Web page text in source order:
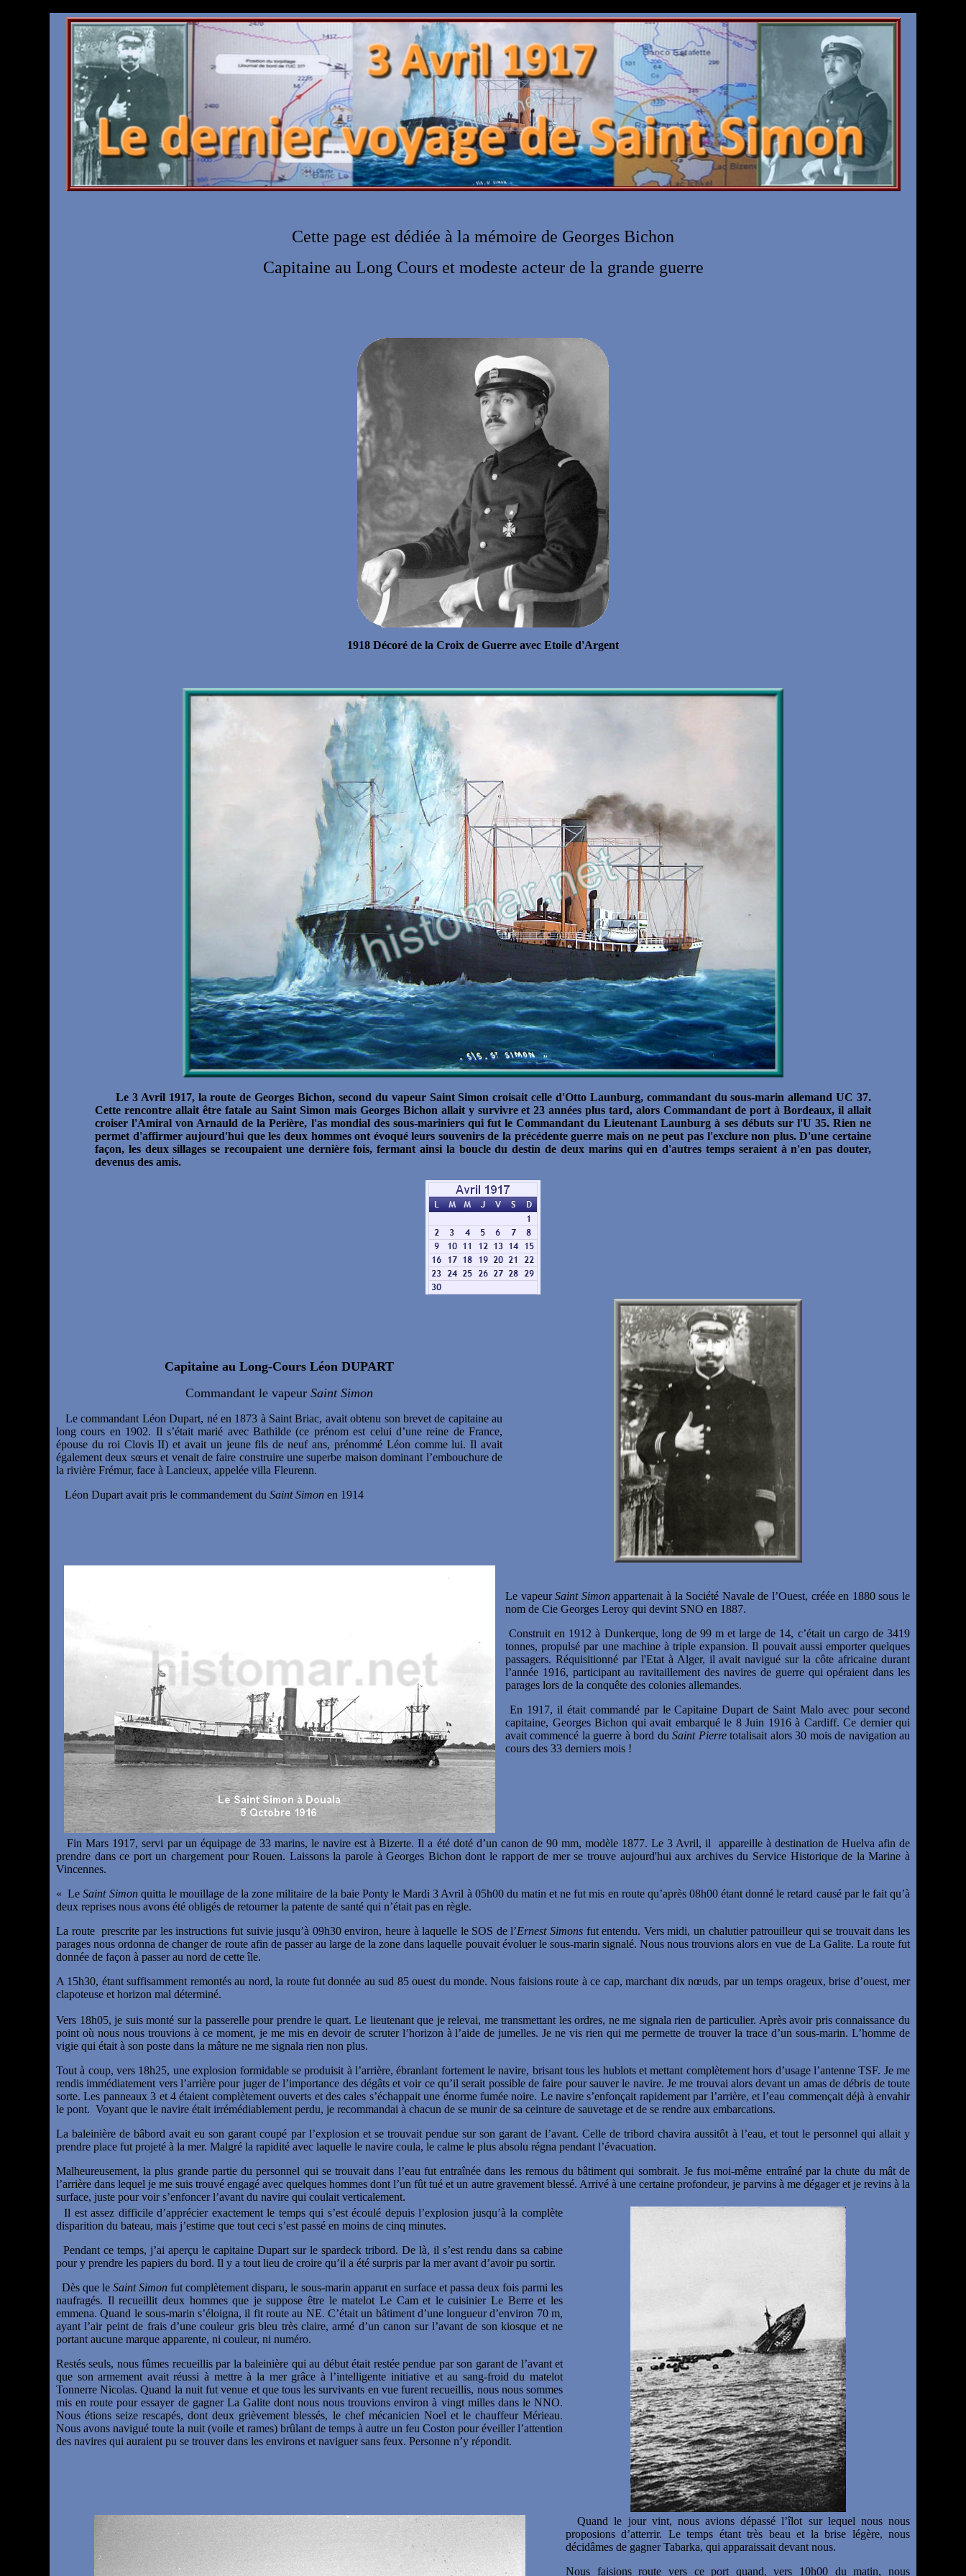
Cette page est dédiée à la mémoire de Georges Bichon
Capitaine au Long Cours et modeste acteur de la grande guerre
1918 Décoré de la Croix de Guerre avec Etoile d'Argent
Le 3 Avril 1917, la route de Georges Bichon, second du vapeur Saint Simon croisait celle d'Otto Launburg, commandant du sous-marin allemand UC 37.
Cette rencontre allait être fatale au Saint Simon mais Georges Bichon allait y survivre et 23 années plus tard, alors Commandant de port à Bordeaux, il allait
croiser l'Amiral von Arnauld de la Perière, l'as mondial des sous-mariniers qui fut le Commandant du Lieutenant Launburg à ses débuts sur l'U 35. Rien ne
permet d'affirmer aujourd'hui que les deux hommes ont évoqué leurs souvenirs de la précédente guerre mais on ne peut pas l'exclure non plus. D'une certaine
façon, les deux sillages se recoupaient une dernière fois, fermant ainsi la boucle du destin de deux marins qui en d'autres temps seraient à n'en pas douter,
devenus des amis.
Capitaine au Long-Cours Léon DUPART
Commandant le vapeur Saint Simon
Le commandant Léon Dupart, né en 1873 à Saint Briac, avait obtenu son brevet de capitaine au
long cours en 1902. Il s’était marié avec Bathilde (ce prénom est celui d’une reine de France,
épouse du roi Clovis II) et avait un jeune fils de neuf ans, prénommé Léon comme lui. Il avait
également deux sœurs et venait de faire construire une superbe maison dominant l’embouchure de
la rivière Frémur, face à Lancieux, appelée villa Fleurenn.
Léon Dupart avait pris le commandement du Saint Simon en 1914
Le vapeurSaint Simonappartenait à la Société Navale de l’Ouest, créée en 1880 sous le
nom de Cie Georges Leroy qui devint SNO en 1887.
Construit en 1912 à Dunkerque, long de 99 m et large de 14, c’était un cargo de 3419
tonnes, propulsé par une machine à triple expansion. Il pouvait aussi emporter quelques
passagers. Réquisitionné par l'Etat à Alger, il avait navigué sur la côte africaine durant
l’année 1916, participant au ravitaillement des navires de guerre qui opéraient dans les
parages lors de la conquête des colonies allemandes.
En 1917, il était commandé par le Capitaine Dupart de Saint Malo avec pour second
capitaine, Georges Bichon qui avait embarqué le 8 Juin 1916 à Cardiff. Ce dernier qui
avait commencé la guerre à bord duSaint Pierretotalisait alors 30 mois de navigation au
cours des 33 derniers mois !
Fin Mars 1917, servi par un équipage de 33 marins, le navire est à Bizerte. Il a été doté d’un canon de 90 mm, modèle 1877.Le 3 Avril, il appareille à destination de Huelva afin de
prendre dans ce port un chargement pour Rouen. Laissons la parole à Georges Bichon dont le rapport de mer se trouve aujourd'hui aux archives du Service Historique de la Marine à
Vincennes.
« LeSaint Simonquitta le mouillage de la zone militaire de la baie Ponty le Mardi 3 Avril à 05h00 du matin et ne fut mis en route qu’après 08h00 étant donné le retard causé par le fait qu’à
deux reprises nous avons été obligés de retourner la patente de santé qui n’était pas en règle.
La route prescrite par les instructions fut suivie jusqu’à 09h30 environ, heure à laquelle le SOS de l’Ernest Simons fut entendu. Vers midi, un chalutier patrouilleur qui se trouvait dans les
parages nous ordonna de changer de route afin de passer au large de la zone dans laquelle pouvait évoluer le sous-marin signalé. Nous nous trouvions alors en vue de La Galite. La route fut
donnée de façon à passer au nord de cette île.
A 15h30, étant suffisamment remontés au nord, la route fut donnée au sud 85 ouest du monde. Nous faisions route à ce cap, marchant dix nœuds, par un temps orageux, brise d’ouest, mer
clapoteuse et horizon mal déterminé.
Vers 18h05, je suis monté sur la passerelle pour prendre le quart. Le lieutenant que je relevai, me transmettant les ordres, ne me signala rien de particulier. Après avoir pris connaissance du
point où nous nous trouvions à ce moment, je me mis en devoir de scruter l’horizon à l’aide de jumelles. Je ne vis rien qui me permette de trouver la trace d’un sous-marin. L’homme de
vigie qui était à son poste dans la mâture ne me signala rien non plus.
Tout à coup, vers 18h25, une explosion formidable se produisit à l’arrière, ébranlant fortement le navire, brisant tous les hublots et mettant complètement hors d’usage l’antenne TSF. Je me
rendis immédiatement vers l’arrière pour juger de l’importance des dégâts et voir ce qu’il serait possible de faire pour sauver le navire. Je me trouvai alors devant un amas de débris de toute
sorte. Les panneaux 3 et 4 étaient complètement ouverts et des cales s’échappait une énorme fumée noire. Le navire s’enfonçait rapidement par l’arrière, et l’eau commençait déjà à envahir
le pont. Voyant que le navire était irrémédiablement perdu, je recommandai à chacun de se munir de sa ceinture de sauvetage et de se rendre aux embarcations.
La baleinière de bâbord avait eu son garant coupé par l’explosion et se trouvait pendue sur son garant de l’avant. Celle de tribord chavira aussitôt à l’eau, et tout le personnel qui allait y
prendre place fut projeté à la mer. Malgré la rapidité avec laquelle le navire coula, le calme le plus absolu régna pendant l’évacuation.
Malheureusement, la plus grande partie du personnel qui se trouvait dans l’eau fut entraînée dans les remous du bâtiment qui sombrait. Je fus moi-même entraîné par la chute du mât de
l’arrière dans lequel je me suis trouvé engagé avec quelques hommes dont l’un fût tué et un autre gravement blessé. Arrivé à une certaine profondeur, je parvins à me dégager et je revins à la
surface, juste pour voir s’enfoncer l’avant du navire qui coulait verticalement.
Il est assez difficile d’apprécier exactement le temps qui s’est écoulé depuis l’explosion jusqu’à la complète
disparition du bateau, mais j’estime que tout ceci s’est passé en moins de cinq minutes.
Pendant ce temps, j’ai aperçu le capitaine Dupart sur le spardeck tribord. De là, il s’est rendu dans sa cabine
pour y prendre les papiers du bord. Il y a tout lieu de croire qu’il a été surpris par la mer avant d’avoir pu sortir.
Dès que le Saint Simon fut complètement disparu, le sous-marin apparut en surface et passa deux fois parmi les
naufragés. Il recueillit deux hommes que je suppose être le matelot Le Cam et le cuisinier Le Berre et les
emmena. Quand le sous-marin s’éloigna, il fit route au NE. C’était un bâtiment d’une longueur d’environ 70 m,
ayant l’air peint de frais d’une couleur gris bleu très claire, armé d’un canon sur l’avant de son kiosque et ne
portant aucune marque apparente, ni couleur, ni numéro.
Restés seuls, nous fûmes recueillis par la baleinière qui au début était restée pendue par son garant de l’avant et
que son armement avait réussi à mettre à la mer grâce à l’intelligente initiative et au sang-froid du matelot
Tonnerre Nicolas. Quand la nuit fut venue et que tous les survivants en vue furent recueillis, nous nous sommes
mis en route pour essayer de gagner La Galite dont nous nous trouvions environ à vingt milles dans le NNO.
Nous étions seize rescapés, dont deux grièvement blessés, le chef mécanicien Noel et le chauffeur Mérieau.
Nous avons navigué toute la nuit (voile et rames) brûlant de temps à autre un feu Coston pour éveiller l’attention
des navires qui auraient pu se trouver dans les environs et naviguer sans feux. Personne n’y répondit.
Quand le jour vint, nous avions dépassé l’îlot sur lequel nous nous
proposions d’atterrir. Le temps étant très beau et la brise légère, nous
décidâmes de gagner Tabarka, qui apparaissait devant nous.
Nous faisions route vers ce port quand, vers 10h00 du matin, nous